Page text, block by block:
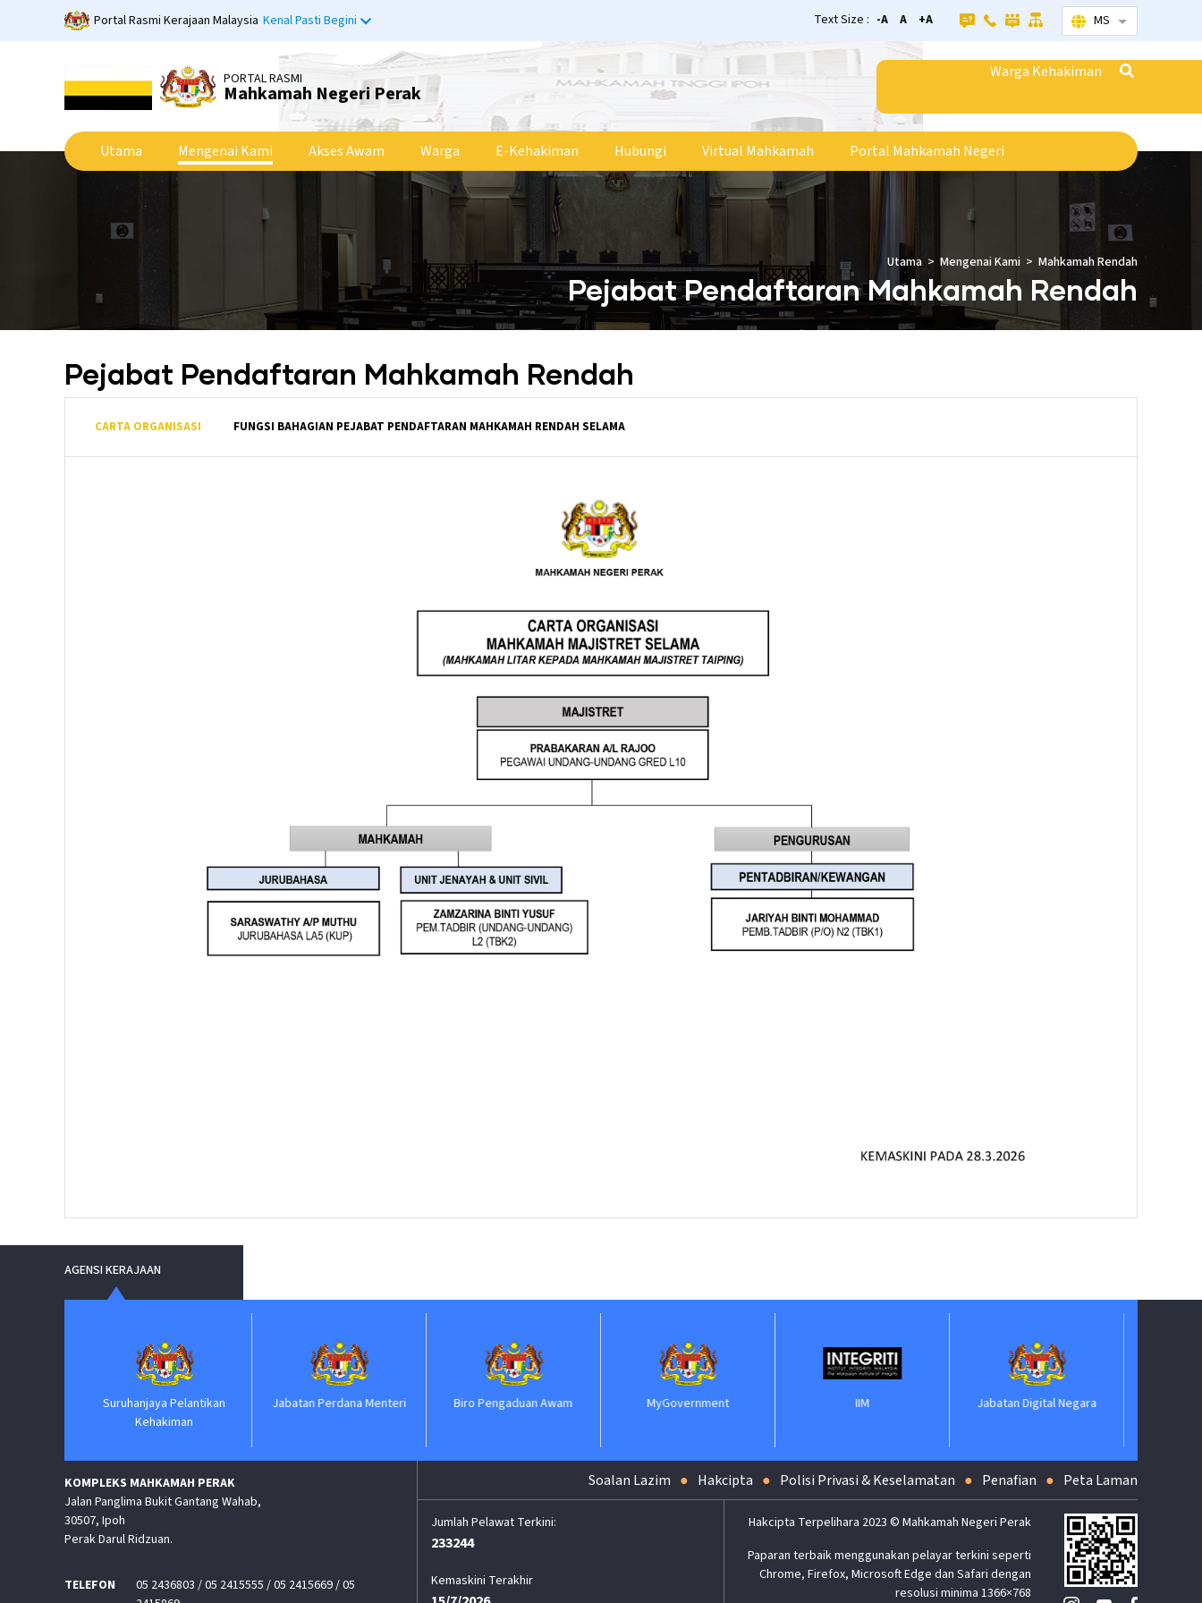
Portal Rasmi Kerajaan Malaysia Kenal Pasti Begini Text Size : -A A +A MS Senarai
PORTAL RASMI
Mahkamah Negeri Perak
Warga Kehakiman
Utama Mengenai Kami Akses Awam Warga E-Kehakiman Hubungi Virtual Mahkamah Portal Mahkamah Negeri
Pejabat Pendaftaran Mahkamah Rendah
Utama Mengenai Kami Mahkamah Rendah
Pejabat Pendaftaran Mahkamah Rendah
CARTA ORGANISASI FUNGSI BAHAGIAN PEJABAT PENDAFTARAN MAHKAMAH RENDAH SELAMA
AGENSI KERAJAAN
Suruhanjaya Pelantikan
Jabatan Perdana Menteri Biro Pengaduan Awam MyGovernment Jabatan Digital Negara
KOMPLEKS MAHKAMAH PERAK
Jalan Panglima Bukit Gantang Wahab,
30507, Ipoh
Perak Darul Ridzuan.
TELEFON
05 2436803 / 05 2415555 / 05 2415669 / 05
Soalan Lazim Hakcipta Polisi Privasi & Keselamatan Penafian Peta Laman
233244
Kemaskini Terakhir
Hakcipta Terpelihara 2023 © Mahkamah Negeri Perak
Paparan terbaik menggunakan pelayar terkini seperti
Chrome, Firefox, Microsoft Edge dan Safari dengan
resolusi minima 1366×768